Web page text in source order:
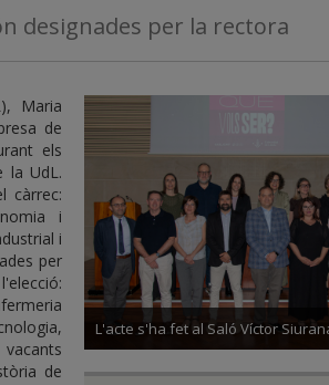
designades per la rectora
L'acte s'ha fet al Saló Víctor
Maria
de
els
la UdL.
càrrec:
i
i
per
de